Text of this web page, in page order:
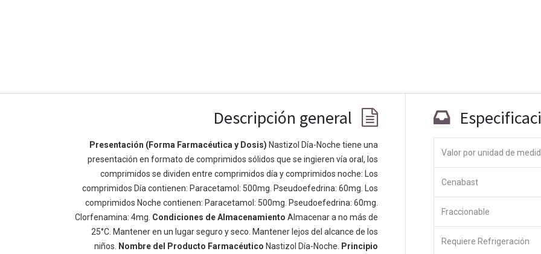
Descripción general
Presentación (Forma Farmacéutica y Dosis) Nastizol Día-Noche tiene una
presentación en formato de comprimidos sólidos que se ingieren vía oral, los
comprimidos se dividen entre comprimidos día y comprimidos noche: Los
comprimidos Día contienen: Paracetamol: 500mg. Pseudoefedrina: 60mg. Los
comprimidos Noche contienen: Paracetamol: 500mg. Pseudoefedrina: 60mg.
Clorfenamina: 4mg. Condiciones de Almacenamiento Almacenar a no más de
25°C. Mantener en un lugar seguro y seco. Mantener lejos del alcance de los
niños.
Nombre del Producto Farmacéutico Nastizol Día-Noche. Principio
Valor por unidad de
Cenabast
Fraccionable
Requiere Refrigeración
Enlaces de Ínteres
Acerca de
Productos
Servicios
Legal
Política de privacidad
Acerca de
Somos un equipo de personas apasionadas cuyo objetivo es
mejorar la vida de todos a través de productos disruptivos.
Construimos grandes productos para resolver sus problemas
de negocio. Nuestros productos están diseñados para
pequeñas y medianas empresas dispuestas a optimizar su
rendimiento.